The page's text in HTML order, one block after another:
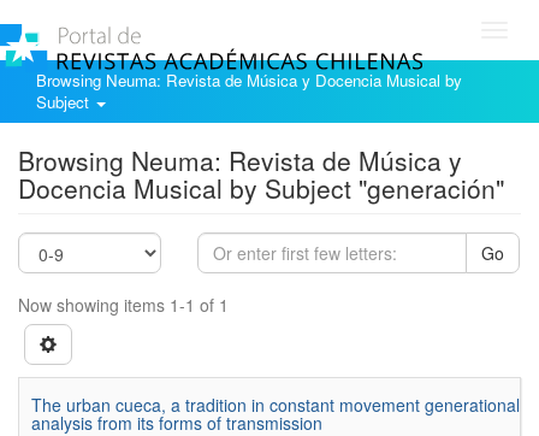
Browsing Neuma: Revista de Música y Docencia Musical by
Subject
Browsing Neuma: Revista de Música y
Docencia Musical by Subject "generación"
Go
Now showing items 1-1 of 1
The urban cueca, a tradition in constant movement generational
analysis from its forms of transmission